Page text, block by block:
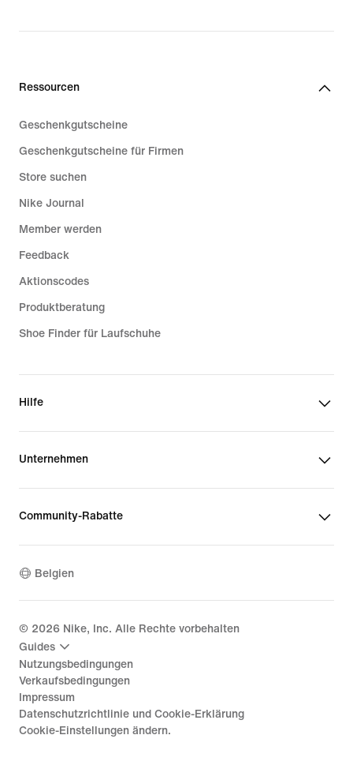
Ressourcen
Geschenkgutscheine
Geschenkgutscheine für Firmen
Store suchen
Nike Journal
Member werden
Feedback
Aktionscodes
Produktberatung
Shoe Finder für Laufschuhe
Hilfe
Unternehmen
Community-Rabatte
Belgien
© 2026 Nike, Inc. Alle Rechte vorbehalten
Guides
Nutzungsbedingungen
Verkaufsbedingungen
Impressum
Datenschutzrichtlinie und Cookie-Erklärung
Cookie-Einstellungen ändern.